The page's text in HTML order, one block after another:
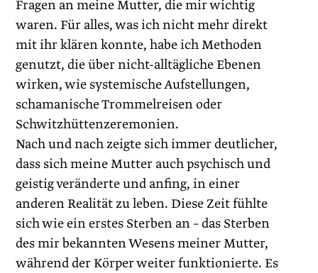
Fragen an meine Mutter, die mir wichtig
waren. Für alles, was ich nicht mehr direkt
mit ihr klären konnte, habe ich Methoden
genutzt, die über nicht-alltägliche Ebenen
wirken, wie systemische Aufstellungen,
schamanische Trommelreisen oder
Schwitzhüttenzeremonien.
Nach und nach zeigte sich immer deutlicher,
dass sich meine Mutter auch psychisch und
geistig veränderte und anfing, in einer
anderen Realität zu leben. Diese Zeit fühlte
sich wie ein erstes Sterben an – das Sterben
des mir bekannten Wesens meiner Mutter,
während der Körper weiter funktionierte. Es